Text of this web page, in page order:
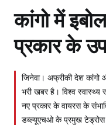
कांगो में
प्रकार के
जिनेवा। अफ्रीकी देश कांगो
भरी खबर है। विश्व स्वास्थ्य
नए प्रकार के वायरस के
डब्ल्यूएचओ के प्रमुख टेड्रोस